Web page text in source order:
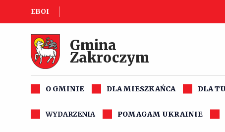
EBOI
Gmina
Zakroczym
O GMINIE DLA MIESZKAŃCA DLA
WYDARZENIA POMAGAM UKRAINIE